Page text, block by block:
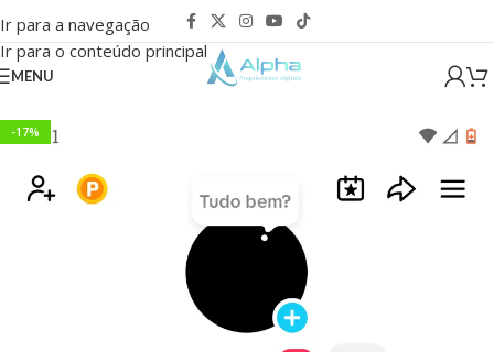
Ir para a navegação
Ir para o conteúdo principal
MENU
-17%